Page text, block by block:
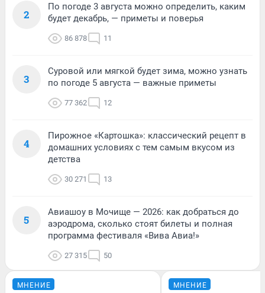
2
По погоде 3 августа можно определить, каким
будет декабрь, — приметы и поверья
86 878 11
3
Суровой или мягкой будет зима, можно узнать
по погоде 5 августа — важные приметы
77 362 12
4
Пирожное «Картошка»: классический рецепт в
домашних условиях с тем самым вкусом из
детства
30 271 13
5
Авиашоу в Мочище — 2026: как добраться до
аэродрома, сколько стоят билеты и полная
программа фестиваля «Вива Авиа!»
27 315 50
МНЕНИЕ МНЕНИЕ